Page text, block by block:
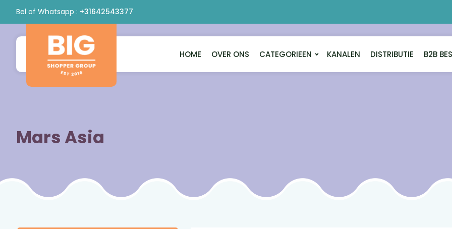
Bel of Whatsapp : +31642543377
Bigshopper
Group
HOME OVER ONS CATEGORIEEN KANALEN DISTRIBUTIE B2B
Mars Asia